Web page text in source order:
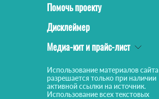
Помочь проекту
Дисклеймер
Медиа-кит и прайс-лист
Использование материалов сайта
разрешается только при наличии
активной ссылки на источник.
Использование всех текстовых